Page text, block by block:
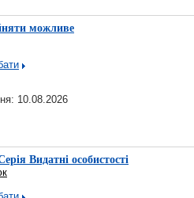
можливе
10.08.2026
Видатні особистості